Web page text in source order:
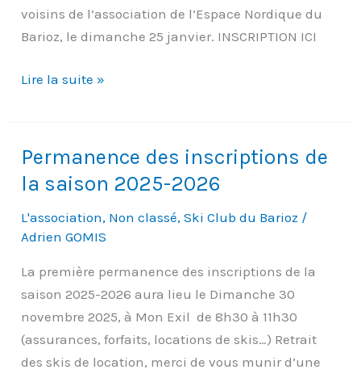
voisins de l’association de l’Espace Nordique du
Barioz, le dimanche 25 janvier. INSCRIPTION ICI
Course
2026
Lire la suite »
Permanence des inscriptions de
la saison 2025-2026
L'association, Non classé,Ski Club du Barioz /
Adrien GOMIS
La première permanence des inscriptions de la
saison 2025-2026 aura lieu le Dimanche 30
novembre 2025, à Mon Exil de 8h30 à 11h30
(assurances, forfaits, locations de skis…) Retrait
des skis de location, merci de vous munir d’une